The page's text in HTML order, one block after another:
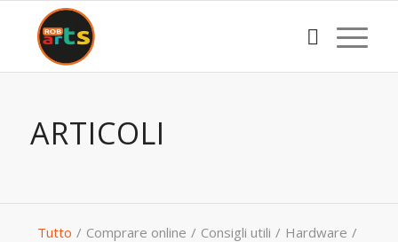
ARTICOLI
Tutto / Comprare online / Consigli utili / Hardware /